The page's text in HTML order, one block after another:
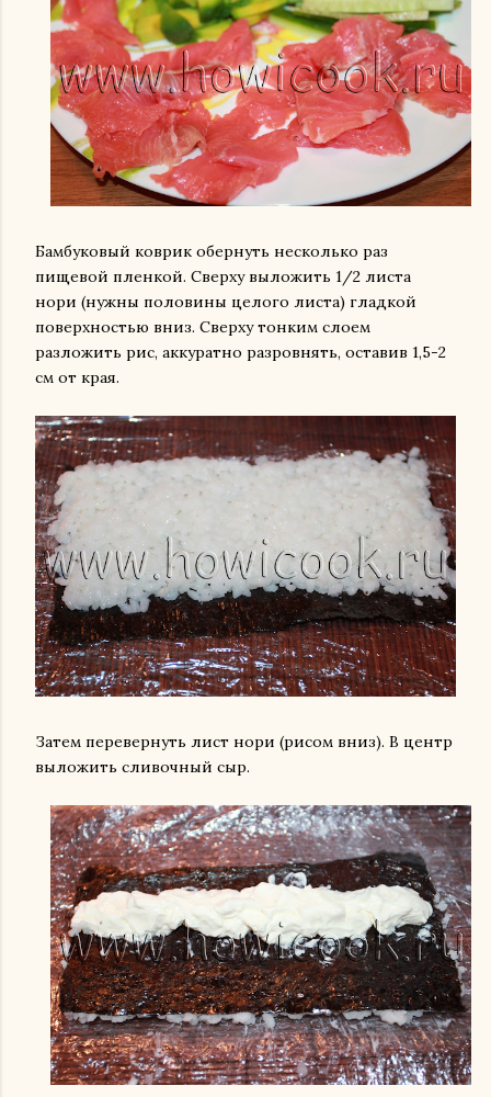
Бамбуковый коврик обернуть несколько раз
пищевой пленкой. Сверху выложить 1/2 листа
нори (нужны половины целого листа) гладкой
поверхностью вниз. Сверху тонким слоем
разложить рис, аккуратно разровнять, оставив 1,5-2
см от края.
Затем перевернуть лист нори (рисом вниз). В центр
выложить сливочный сыр.